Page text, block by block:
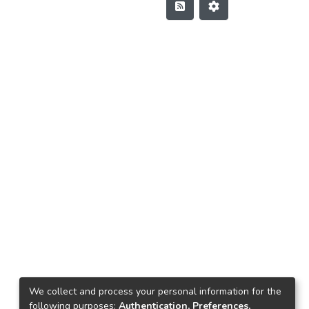
We collect and process your personal information for the
following purposes: Authentication, Preferences,